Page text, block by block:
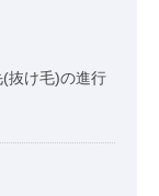
抜け毛)の進行